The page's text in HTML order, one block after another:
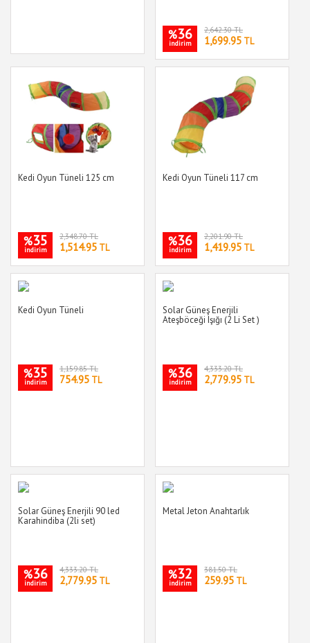
%36
indirim
2,642.30 TL
1,699.95 TL
Kedi Oyun Tüneli 125 cm
%35
indirim
2,348.70 TL
1,514.95 TL
Kedi Oyun Tüneli 117 cm
%36
indirim
2,201.90 TL
1,419.95 TL
Kedi Oyun Tüneli
%35
indirim
1,159.85 TL
754.95 TL
Solar Güneş Enerjili
Ateşböceği Işığı (2 Li Set )
%36
indirim
4,333.20 TL
2,779.95 TL
Solar Güneş Enerjili 90 led
Karahindiba (2li set)
%36
indirim
4,333.20 TL
2,779.95 TL
Metal Jeton Anahtarlık
%32
indirim
381.50 TL
259.95 TL